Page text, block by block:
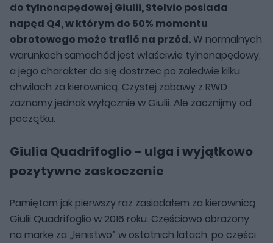
do tylnonapędowej Giulii, Stelvio posiada
napęd Q4, w którym do 50% momentu
obrotowego może trafić na przód. W normalnych
warunkach samochód jest właściwie tylnonapędowy,
a jego charakter da się dostrzec po zaledwie kilku
chwilach za kierownicą. Czystej zabawy z RWD
zaznamy jednak wyłącznie w Giulii. Ale zacznijmy od
początku.
Giulia Quadrifoglio – ulga i wyjątkowo
pozytywne zaskoczenie
Pamiętam jak pierwszy raz zasiadałem za kierownicą
Giulii Quadrifoglio w 2016 roku. Częściowo obrażony
na markę za „lenistwo” w ostatnich latach, po części